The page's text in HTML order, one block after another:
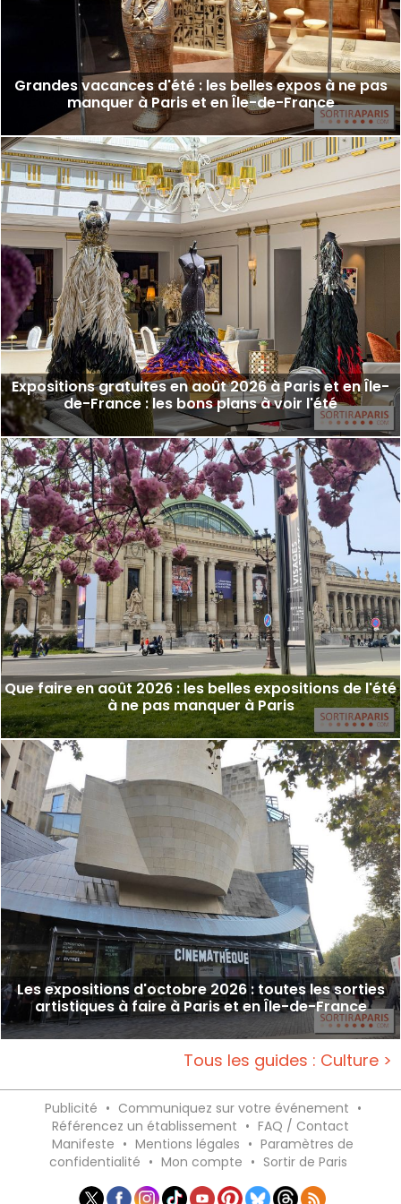
Grandes vacances d'été : les belles expos à ne pas
manquer à Paris et en Île-de-France
Expositions gratuites en août 2026 à Paris et en Île-
de-France : les bons plans à voir l'été
Que faire en août 2026 : les belles expositions de l'été
à ne pas manquer à Paris
Les expositions d'octobre 2026 : toutes les sorties
artistiques à faire à Paris et en Île-de-France
Tous les guides : Culture >
Publicité • Communiquez sur votre événement •
Référencez un établissement • FAQ / Contact
Manifeste • Mentions légales • Paramètres de
confidentialité • Mon compte • Sortir de Paris